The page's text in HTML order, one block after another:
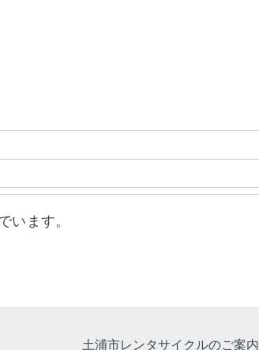
います。
土浦市レンタサイクルのご案内